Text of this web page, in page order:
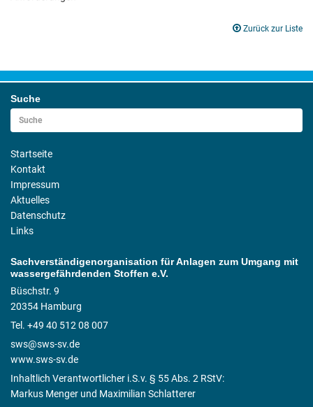
Zurück zur Liste
Suche
Startseite
Kontakt
Impressum
Aktuelles
Datenschutz
Links
Sachverständigenorganisation für Anlagen zum Umgang mit
wassergefährdenden Stoffen e.V.
Büschstr. 9
20354 Hamburg
Tel. +49 40 512 08 007
sws@sws-sv.de
www.sws-sv.de
Inhaltlich Verantwortlicher i.S.v. § 55 Abs. 2 RStV:
Markus Menger und Maximilian Schlatterer